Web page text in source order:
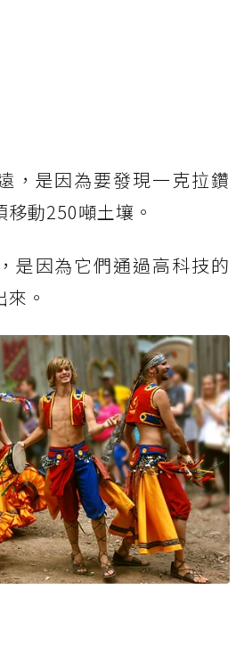
，是因為要發現一克拉鑽
動250噸土壤。
是因為它們通過高科技的
。